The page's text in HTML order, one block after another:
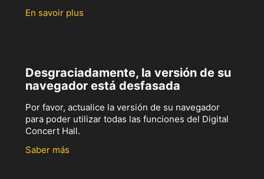
En savoir plus
Desgraciadamente, la versión de su
navegador está desfasada
Por favor, actualice la versión de su navegador
para poder utilizar todas las funciones del Digital
Concert Hall.
Saber más